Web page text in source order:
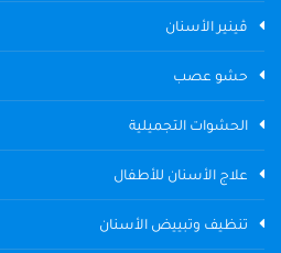
ڤينير الأسنان
حشو عصب
الحشوات التجميلية
علاج الأسنان للأطفال
تنظيف وتبييض الأسنان